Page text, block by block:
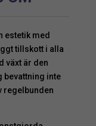
estetik med
tillskott i alla
växt är den
inte
regelbunden